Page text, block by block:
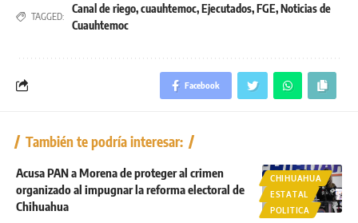
TAGGED:
Canal de riego,cuauhtemoc,Ejecutados,FGE,Noticias de
Cuauhtemoc
Facebook
También te podría interesar:
CHIHUAHUA
ESTATAL
POLITICA
Acusa PAN a Morena de proteger al crimen
organizado al impugnar la reforma electoral de
Chihuahua